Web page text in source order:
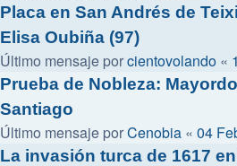
Placa en San Andrés de
Elisa Oubiña (97)
Último mensaje porcientovolando «
Prueba de Nobleza:
Santiago
Último mensaje porCenobia « 04
La invasión turca de 1617